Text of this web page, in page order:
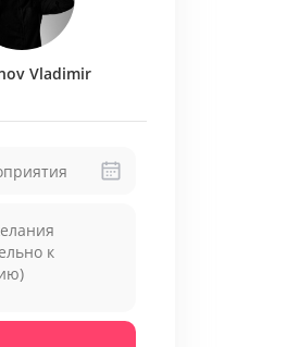
Vladimir